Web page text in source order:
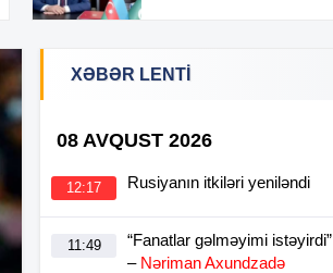
XƏBƏR LENTİ
08 AVQUST 2026
12:17 Rusiyanın itkiləri yeniləndi
11:49
“Fanatlar gəlməyimi istəyirdi”
– Nəriman Axundzadə